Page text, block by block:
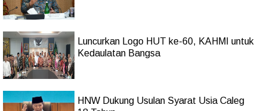
Luncurkan Logo HUT ke-60, KAHMI untuk
Kedaulatan Bangsa
HNW Dukung Usulan Syarat Usia Caleg